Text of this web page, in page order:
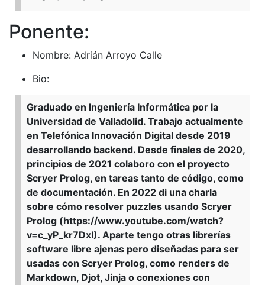
Ponente:
Nombre: Adrián Arroyo Calle
Bio:
Graduado en Ingeniería Informática por la
Universidad de Valladolid. Trabajo actualmente
en Telefónica Innovación Digital desde 2019
desarrollando backend. Desde finales de 2020,
principios de 2021 colaboro con el proyecto
Scryer Prolog, en tareas tanto de código, como
de documentación. En 2022 di una charla
sobre cómo resolver puzzles usando Scryer
Prolog (https://www.youtube.com/watch?
v=c_yP_kr7DxI). Aparte tengo otras librerías
software libre ajenas pero diseñadas para ser
usadas con Scryer Prolog, como renders de
Markdown, Djot, Jinja o conexiones con